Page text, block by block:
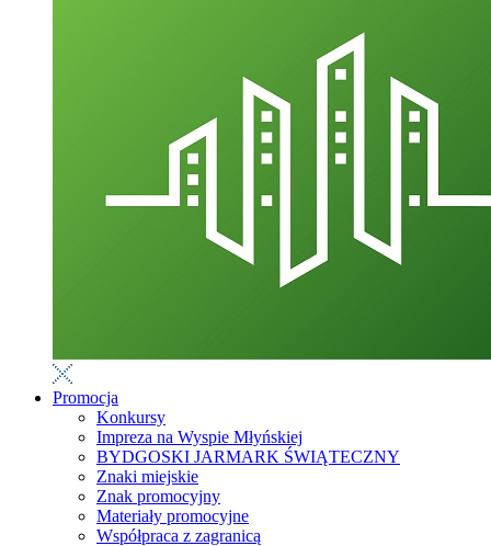
Promocja
Konkursy
Impreza na Wyspie Młyńskiej
BYDGOSKI JARMARK ŚWIĄTECZNY
Znaki miejskie
Znak promocyjny
Materiały promocyjne
Współpraca z zagranicą